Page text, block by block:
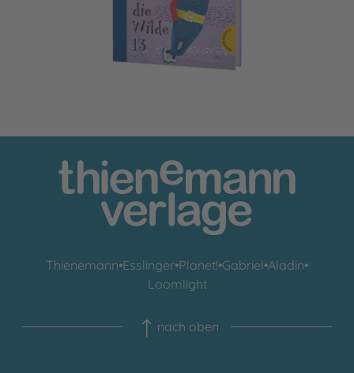
Thienemann•Esslinger•Planet!•Gabriel•Aladin•
Loomlight
nach oben